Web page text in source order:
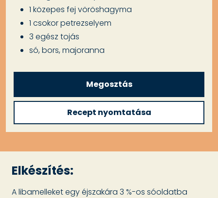
1 közepes fej vöröshagyma
1 csokor petrezselyem
3 egész tojás
só, bors, majoranna
Megosztás
Recept nyomtatása
Elkészítés:
A libamelleket egy éjszakára 3 %-os sóoldatba